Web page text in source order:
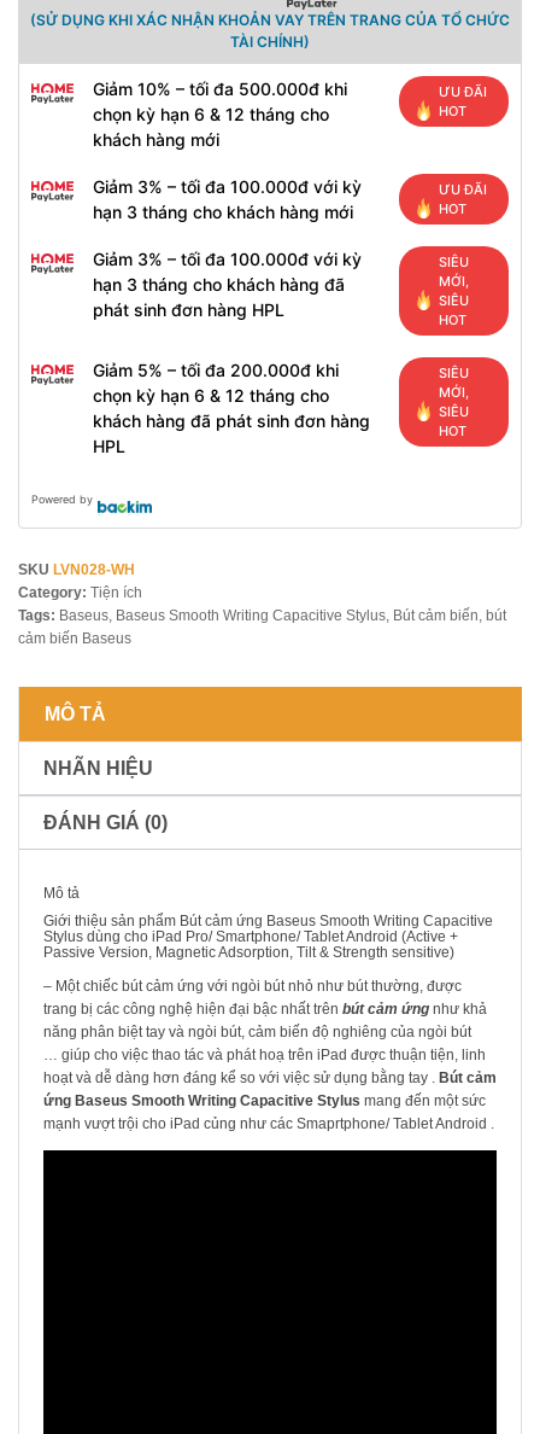
(SỬ DỤNG KHI XÁC NHẬN KHOẢN VAY TRÊN TRANG CỦA TỔ CHỨC
TÀI CHÍNH)
Giảm 10% – tối đa 500.000đ khi
chọn kỳ hạn 6 & 12 tháng cho
khách hàng mới
ƯU ĐÃI
HOT
Giảm 3% – tối đa 100.000đ với kỳ
hạn 3 tháng cho khách hàng mới
ƯU ĐÃI
HOT
Giảm 3% – tối đa 100.000đ với kỳ
hạn 3 tháng cho khách hàng đã
phát sinh đơn hàng HPL
SIÊU
MỚI,
SIÊU
HOT
Giảm 5% – tối đa 200.000đ khi
chọn kỳ hạn 6 & 12 tháng cho
khách hàng đã phát sinh đơn hàng
HPL
SIÊU
MỚI,
SIÊU
HOT
Powered by
SKU LVN028-WH
Category: Tiện ích
Tags: Baseus, Baseus Smooth Writing Capacitive Stylus, Bút cảm biến, bút
cảm biến Baseus
MÔ TẢ
NHÃN HIỆU
ĐÁNH GIÁ (0)
Mô tả
Giới thiệu sản phẩm Bút cảm ứng Baseus Smooth Writing Capacitive
Stylus dùng cho iPad Pro/ Smartphone/ Tablet Android (Active +
Passive Version, Magnetic Adsorption, Tilt & Strength sensitive)
– Một chiếc bút cảm ứng với ngòi bút nhỏ như bút thường, được
trang bị các công nghệ hiện đại bậc nhất trên bút cảm ứng như khả
năng phân biệt tay và ngòi bút, cảm biến độ nghiêng của ngòi bút
… giúp cho việc thao tác và phát hoạ trên iPad được thuận tiện, linh
hoạt và dễ dàng hơn đáng kể so với việc sử dụng bằng tay . Bút cảm
ứng Baseus Smooth Writing Capacitive Stylus mang đến một sức
mạnh vượt trội cho iPad củng như các Smaprtphone/ Tablet Android .